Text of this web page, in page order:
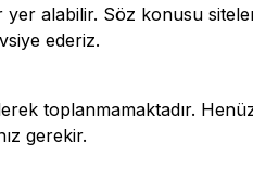
alabilir. Söz konusu
ederiz.
toplanmamaktadır.
gerekir.